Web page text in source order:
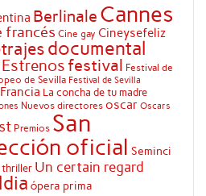
Berlinale Cannes
francés Cine gay Cineysefeliz
documental
Estrenos festival Festival de
de Sevilla Festival de Sevilla
Francia La concha de tu madre
Nuevos directores oscar Oscars
Premios San
oficial Seminci
thriller Un certain regard
ópera prima